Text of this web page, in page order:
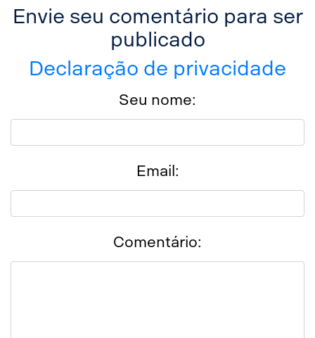
Envie seu comentário para ser
publicado
Declaração de privacidade
Seu nome:
Email:
Comentário: